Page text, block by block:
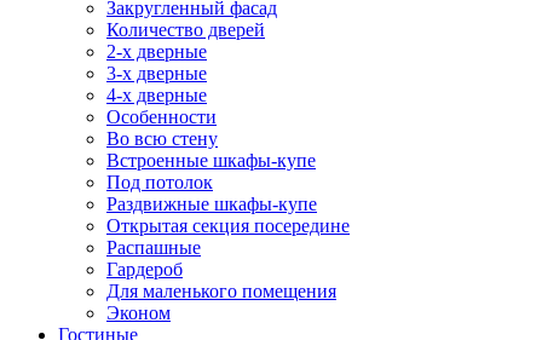
Закругленный фасад
Количество дверей
2-х дверные
3-х дверные
4-х дверные
Особенности
Во всю стену
Встроенные шкафы-купе
Под потолок
Раздвижные шкафы-купе
Открытая секция посередине
Распашные
Гардероб
Для маленького помещения
Эконом
Гостиные